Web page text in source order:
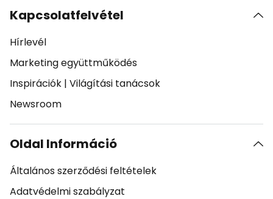
Kapcsolatfelvétel
Hírlevél
Marketing együttműködés
Inspirációk | Világítási tanácsok
Newsroom
Oldal Információ
Általános szerződési feltételek
Adatvédelmi szabályzat